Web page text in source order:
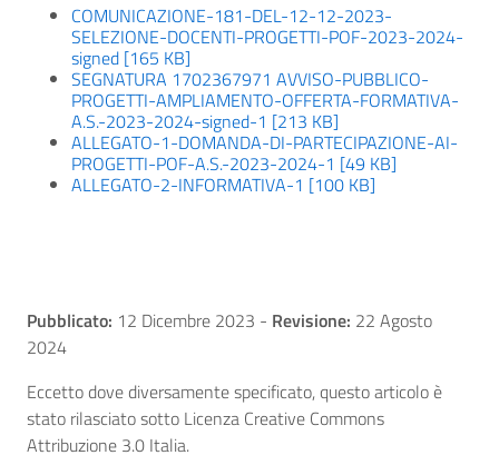
COMUNICAZIONE-181-DEL-12-12-2023-
SELEZIONE-DOCENTI-PROGETTI-POF-2023-2024-
signed [165 KB]
SEGNATURA 1702367971 AVVISO-PUBBLICO-
PROGETTI-AMPLIAMENTO-OFFERTA-FORMATIVA-
A.S.-2023-2024-signed-1 [213 KB]
ALLEGATO-1-DOMANDA-DI-PARTECIPAZIONE-AI-
PROGETTI-POF-A.S.-2023-2024-1 [49 KB]
ALLEGATO-2-INFORMATIVA-1 [100 KB]
Pubblicato: 12 Dicembre 2023 - Revisione: 22 Agosto
2024
Eccetto dove diversamente specificato, questo articolo è
stato rilasciato sotto Licenza Creative Commons
Attribuzione 3.0 Italia.